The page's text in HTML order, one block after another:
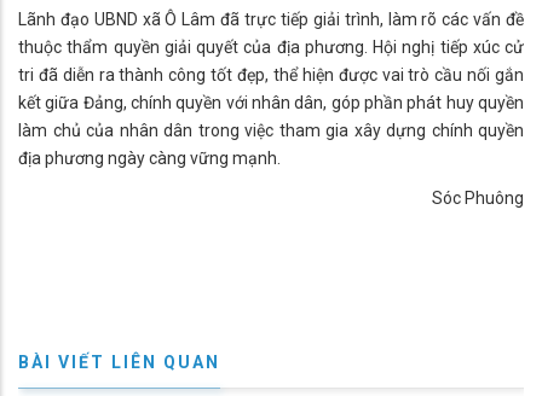
Lãnh đạo UBND xã Ô Lâm đã trực tiếp giải trình, làm rõ các vấn đề
thuộc thẩm quyền giải quyết của địa phương. Hội nghị tiếp xúc cử
tri đã diễn ra thành công tốt đẹp, thể hiện được vai trò cầu nối gắn
kết giữa Đảng, chính quyền với nhân dân, góp phần phát huy quyền
làm chủ của nhân dân trong việc tham gia xây dựng chính quyền
địa phương ngày càng vững mạnh.
Sóc Phuông
BÀI VIẾT LIÊN QUAN